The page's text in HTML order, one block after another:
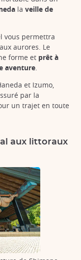
la veille de
vous permettra
aurores. Le
forme et prêt à
aventure.
et Izumo,
par la
un trajet en toute
aux littoraux